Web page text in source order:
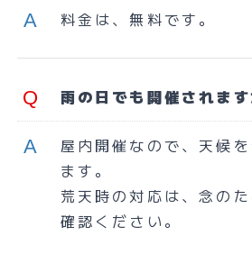
料金は、無料です。
雨の日でも開催されます
屋内開催なので、天候
ます。
荒天時の対応は、念の
確認ください。